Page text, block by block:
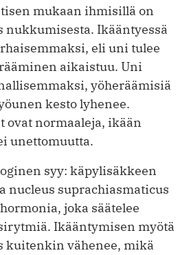
mukaan ihmisillä on
nukkumisesta. Ikääntyessä
eli uni tulee
aikaistuu. Uni
yöheräämisiä
kesto lyhenee.
ovat normaaleja, ikään
unettomuutta.
syy: käpylisäkkeen
nucleus suprachiasmaticus
joka säätelee
Ikääntymisen myötä
vähenee, mikä